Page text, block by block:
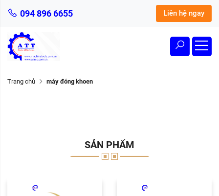
094 896 6655 Liên hệ ngay
Trang chủ máy đóng khoen
SẢN PHẨM